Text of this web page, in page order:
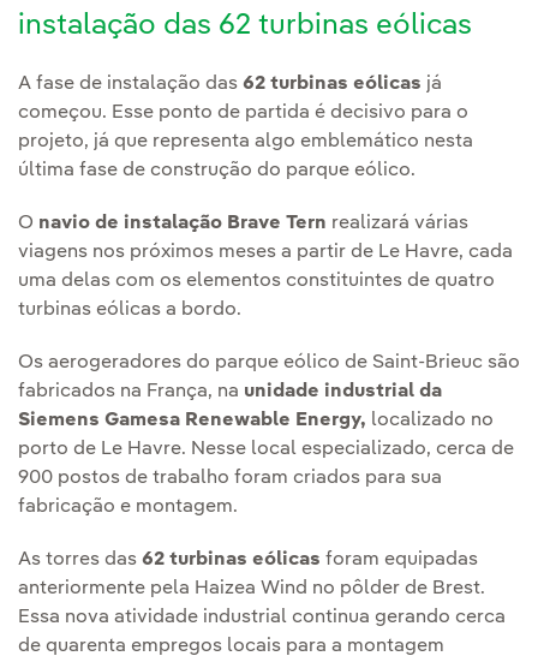
instalação das 62 turbinas eólicas
A fase de instalação das 62 turbinas eólicas já
começou. Esse ponto de partida é decisivo para o
projeto, já que representa algo emblemático nesta
última fase de construção do parque eólico.
O navio de instalação Brave Tern realizará várias
viagens nos próximos meses a partir de Le Havre, cada
uma delas com os elementos constituintes de quatro
turbinas eólicas a bordo.
Os aerogeradores do parque eólico de Saint-Brieuc são
fabricados na França, na unidade industrial da
Siemens Gamesa Renewable Energy, localizado no
porto de Le Havre. Nesse local especializado, cerca de
900 postos de trabalho foram criados para sua
fabricação e montagem.
As torres das 62 turbinas eólicas foram equipadas
anteriormente pela Haizea Wind no pôlder de Brest.
Essa nova atividade industrial continua gerando cerca
de quarenta empregos locais para a montagem